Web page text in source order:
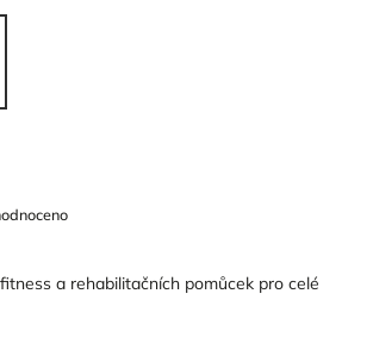
a rehabilitačních pomůcek pro celé